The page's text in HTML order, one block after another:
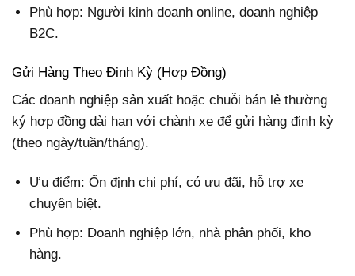
Phù hợp: Người kinh doanh online, doanh nghiệp
B2C.
Gửi Hàng Theo Định Kỳ (Hợp Đồng)
Các doanh nghiệp sản xuất hoặc chuỗi bán lẻ thường
ký hợp đồng dài hạn với chành xe để gửi hàng định kỳ
(theo ngày/tuần/tháng).
Ưu điểm: Ổn định chi phí, có ưu đãi, hỗ trợ xe
chuyên biệt.
Phù hợp: Doanh nghiệp lớn, nhà phân phối, kho
hàng.